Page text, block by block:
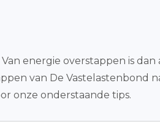
energie overstappen is dan
van De Vastelastenbond
onze onderstaande tips.